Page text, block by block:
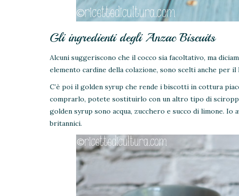
Gli ingredienti degli Anzac Biscuits
Alcuni suggeriscono che il cocco sia facoltativo, ma
elemento cardine della colazione, sono scelti anche per
C’è poi il golden syrup che rende i biscotti in cottura
comprarlo, potete sostituirlo con un altro tipo di
golden syrup sono acqua, zucchero e succo di limone.
britannici.